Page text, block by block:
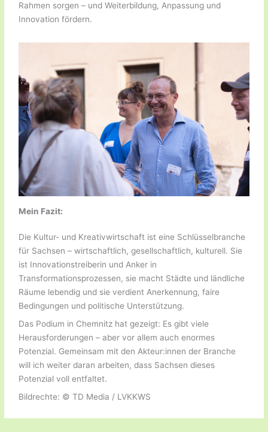
Rahmen sorgen – und Weiterbildung, Anpassung und
Innovation fördern.
Mein Fazit:
Die Kultur- und Kreativwirtschaft ist eine Schlüsselbranche
für Sachsen – wirtschaftlich, gesellschaftlich, kulturell. Sie
ist Innovationstreiberin und Anker in
Transformationsprozessen, sie macht Städte und ländliche
Räume lebendig und sie verdient Anerkennung, faire
Bedingungen und politische Unterstützung.
Das Podium in Chemnitz hat gezeigt: Es gibt viele
Herausforderungen – aber vor allem auch enormes
Potenzial. Gemeinsam mit den Akteur:innen der Branche
will ich weiter daran arbeiten, dass Sachsen dieses
Potenzial voll entfaltet.
Bildrechte: © TD Media / LVKKWS